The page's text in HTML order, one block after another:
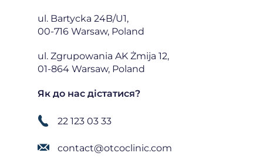
ul. Bartycka 24B/U1,
00-716 Warsaw, Poland
ul. Zgrupowania AK Żmija 12,
01-864 Warsaw, Poland
Як до нас дістатися?
22 123 03 33
contact@otcoclinic.com